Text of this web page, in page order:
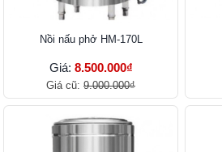
Nồi nấu phở HM-170L
Giá: 8.500.000₫
Giá cũ: 9.000.000₫